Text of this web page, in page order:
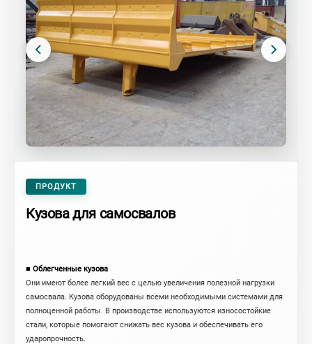
ПРОДУКТ
Кузова для самосвалов
■ Облегченные кузова
Они имеют более легкий вес с целью увеличения полезной нагрузки
самосвала. Кузова оборудованы всеми необходимыми системами для
полноценной работы. В производстве используются износостойкие
стали, которые помогают снижать вес кузова и обеспечивать его
ударопрочность.